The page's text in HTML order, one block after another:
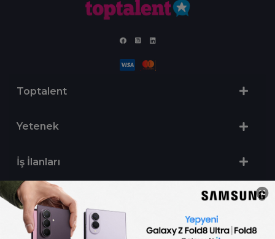
Toptalent
Yetenek
İş İlanları
Sertifika Programları
Yetenek Testleri